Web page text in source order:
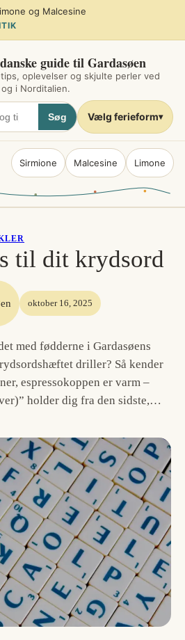
søen
guide til Gardasøen
oplevelser og skjulte perler ved
i Norditalien.
Søg Vælg ferieform▾
Sirmione Malcesine Limone
til dit krydsord
oktober 16, 2025
med fødderne i Gardasøens
driller? Så kender
espressokoppen er varm –
holder dig fra den sidste,…